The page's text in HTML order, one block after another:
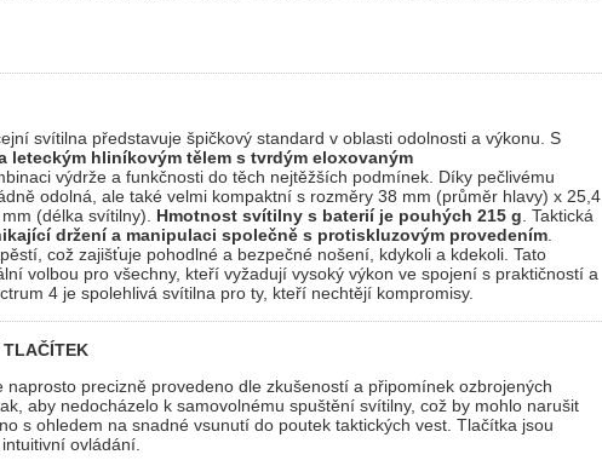
svítilna představuje špičkový standard v oblasti odolnosti a výkonu. S
leteckým hliníkovým tělem s tvrdým eloxovaným
výdrže a funkčnosti do těch nejtěžších podmínek. Díky pečlivému
odolná, ale také velmi kompaktní s rozměry 38 mm (průměr hlavy) x 25,4
(délka svítilny). Hmotnost svítilny s baterií je pouhých 215 g . Taktická
držení a manipulaci společně s protiskluzovým provedením
což zajišťuje pohodlné a bezpečné nošení, kdykoli a kdekoli. Tato
volbou pro všechny, kteří vyžadují vysoký výkon ve spojení s praktičností a
4 je spolehlivá svítilna pro ty, kteří nechtějí kompromisy.
TLAČÍTEK
precizně provedeno dle zkušeností a připomínek ozbrojených
aby nedocházelo k samovolnému spuštění svítilny, což by mohlo narušit
s ohledem na snadné vsunutí do poutek taktických vest. Tlačítka jsou
ovládání.